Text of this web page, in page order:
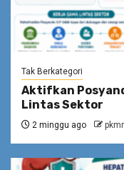
Tak Berkategori
Aktifkan
Lintas Sektor
2 minggu ago